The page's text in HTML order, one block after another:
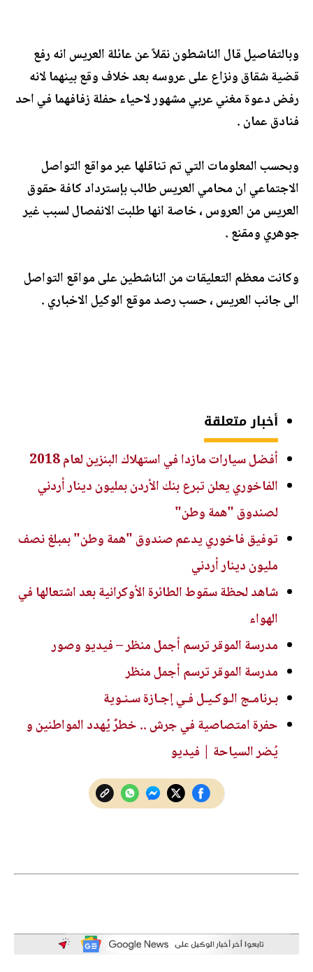
وبالتفاصيل قال الناشطون نقلاً عن عائلة العريس انه رفع
قضية شقاق ونزاع على عروسه بعد خلاف وقع بينهما لانه
رفض دعوة مغني عربي مشهور لاحياء حفلة زفافهما في احد
فنادق عمان .
وبحسب المعلومات التي تم تناقلها عبر مواقع التواصل
الاجتماعي ان محامي العريس طالب بإسترداد كافة حقوق
العريس من العروس ، خاصة انها طلبت الانفصال لسبب غير
جوهري ومقنع .
وكانت معظم التعليقات من الناشطين على مواقع التواصل
الى جانب العريس ، حسب رصد موقع الوكيل الاخباري .
أخبار متعلقة
أفضل سيارات مازدا في استهلاك البنزين لعام 2018
الفاخوري يعلن تبرع بنك الأردن بمليون دينار أردني
لصندوق "همة وطن"
توفيق فاخوري يدعم صندوق "همة وطن" بمبلغ نصف
مليون دينار أردني
شاهد لحظة سقوط الطائرة الأوكرانية بعد اشتعالها في
الهواء
مدرسة الموقر ترسم أجمل منظر – فيديو وصور
مدرسة الموقر ترسم أجمل منظر
بـرنامـج الـوكـيـل فـي إجـازة سـنـوية
حفرة امتصاصية في جرش .. خطرٌ يُهدد المواطنين و
يُضر السياحة | فيديو